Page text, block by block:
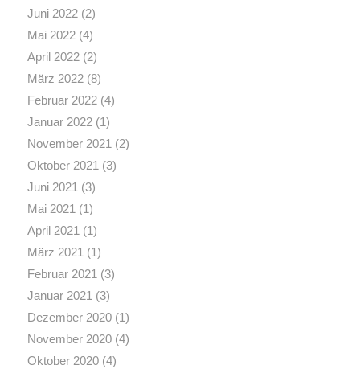
Juni 2022(2)
Mai 2022(4)
April 2022(2)
März 2022(8)
Februar 2022(4)
Januar 2022(1)
November 2021 (2)
Oktober 2021 (3)
Juni 2021 (3)
Mai 2021 (1)
April 2021 (1)
März 2021 (1)
Februar 2021 (3)
Januar 2021 (3)
Dezember 2020(1)
November 2020(4)
Oktober 2020(4)